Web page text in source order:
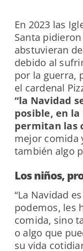
En 2023 las
Santa
abstuvieran
debido al
por la guerra,
el cardenal
“la Navidad
posible, en
permitan las
mejor comida
también algo
Los niños,
“La Navidad
podemos, les
comida, sino
o algo que
su vida